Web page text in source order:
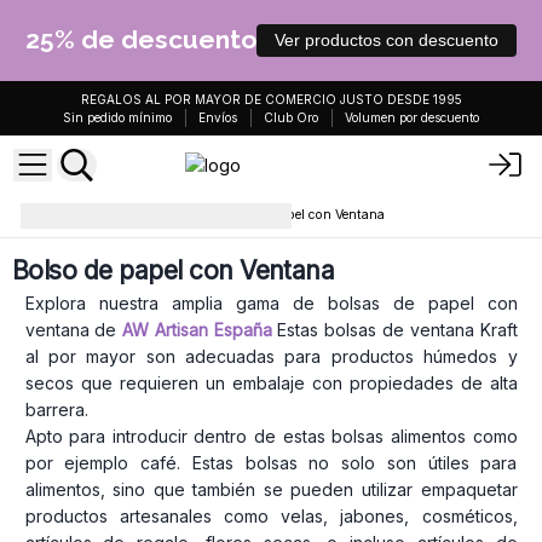
25% de descuento Ver productos con descuento
REGALOS AL POR MAYOR DE COMERCIO JUSTO DESDE 1995
Sin pedido mínimo
Envíos Club Oro Volumen por descuento
Bolso de papel con Ventana
Bolso de papel con Ventana
Explora nuestra amplia gama de bolsas de papel con
ventana deAW Artisan EspañaEstas bolsas de ventana Kraft
al por mayor son adecuadas para productos húmedos y
secos que requieren un embalaje con propiedades de alta
barrera.
Apto para introducir dentro de estas bolsas alimentos como
por ejemplo café. Estas bolsas no solo son útiles para
alimentos, sino que también se pueden utilizar empaquetar
productos artesanales como velas, jabones, cosméticos,